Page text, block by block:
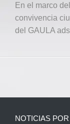
En el marco
convivencia
del GAULA
NOTICIAS